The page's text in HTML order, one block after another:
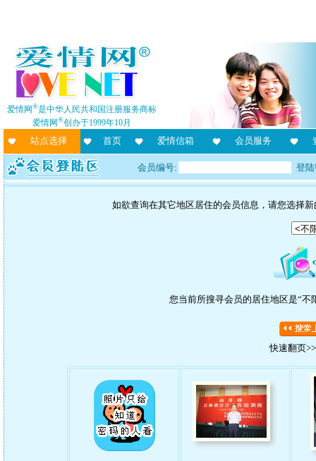
爱情网®是中华人民共和国注册服务商标
爱情网®创办于1999年10月
站点选择 首页 爱情信箱 会员服务
会员编号: 登
如欲查询在其它地区居住的会员信息，请您选择
您当前所搜寻会员的居住地区是“不
快速翻页